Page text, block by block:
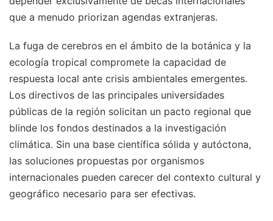
que a menudo priorizan agendas extranjeras.
La fuga de cerebros en el ámbito de la botánica y la
ecología tropical compromete la capacidad de
respuesta local ante crisis ambientales emergentes.
Los directivos de las principales universidades
públicas de la región solicitan un pacto regional que
blinde los fondos destinados a la investigación
climática. Sin una base científica sólida y autóctona,
las soluciones propuestas por organismos
internacionales pueden carecer del contexto cultural y
geográfico necesario para ser efectivas.